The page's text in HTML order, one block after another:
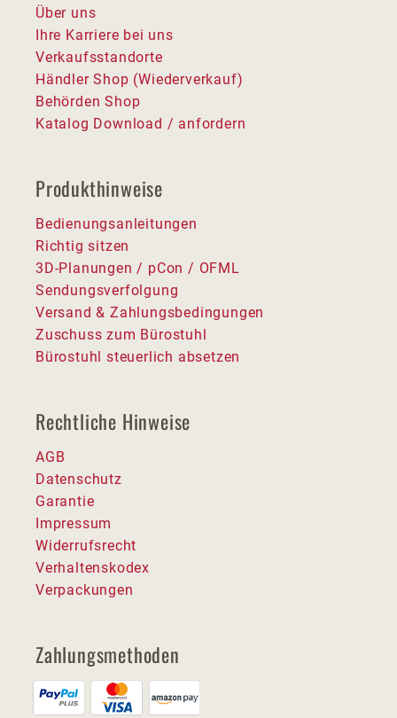
Über uns
Ihre Karriere bei uns
Verkaufsstandorte
Händler Shop (Wiederverkauf)
Behörden Shop
Katalog Download / anfordern
Produkthinweise
Bedienungsanleitungen
Richtig sitzen
3D-Planungen / pCon / OFML
Sendungsverfolgung
Versand & Zahlungsbedingungen
Zuschuss zum Bürostuhl
Bürostuhl steuerlich absetzen
Rechtliche Hinweise
AGB
Datenschutz
Garantie
Impressum
Widerrufsrecht
Verhaltenskodex
Verpackungen
Zahlungsmethoden